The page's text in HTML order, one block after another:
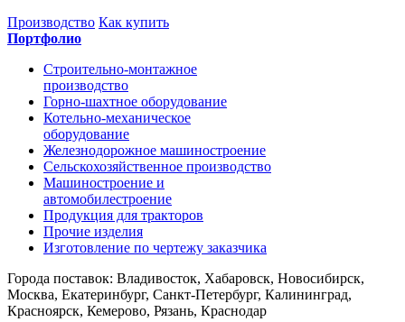
Производство Как купить
Портфолио
Строительно-монтажное
производство
Горно-шахтное оборудование
Котельно-механическое
оборудование
Железнодорожное машиностроение
Сельскохозяйственное производство
Машиностроение и
автомобилестроение
Продукция для тракторов
Прочие изделия
Изготовление по чертежу заказчика
Города поставок: Владивосток, Хабаровск, Новосибирск,
Москва, Екатеринбург, Санкт-Петербург, Калининград,
Красноярск, Кемерово, Рязань, Краснодар